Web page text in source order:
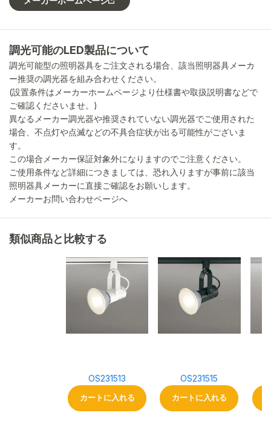
調光可能のLED製品について
調光可能型の照明器具をご注文される場合、該当照明器具メーカ
ー推奨の調光器を組み合わせください。
(設置条件はメーカーホームページより仕様書や取扱説明書などで
ご確認くださいませ。)
異なるメーカー調光器や推奨されていない調光器でご使用された
場合、不点灯や点滅などの不具合症状が出る可能性がございま
す。
この場合メーカー保証対象外になりますのでご注意ください。
ご使用条件など詳細につきましては、恐れ入りますが事前に該当
照明器具メーカーに直接ご確認をお願いします。
メーカーお問い合わせページへ
類似商品と比較する
OS231513
カートに入れる
OS231515
カートに入れる